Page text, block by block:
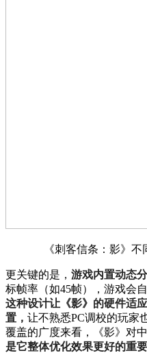
《刺客信条：影》
更关键的是， 游戏内置动态
标帧率（如45帧），游戏会
这种设计让《影》的硬件适
置， 让不熟悉PC调校的玩家
覆盖的广度来看，《影》对
是它整体优化效果更好的重要